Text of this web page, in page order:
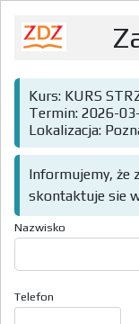
Kurs: KURS
Termin: 2026-
Lokalizacja:
Informujemy, że
skontaktuje sie
Nazwisko
Telefon